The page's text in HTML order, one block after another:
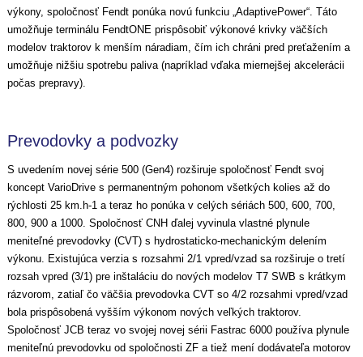
výkony, spoločnosť Fendt ponúka novú funkciu „AdaptivePower“. Táto
umožňuje terminálu FendtONE prispôsobiť výkonové krivky väčších
modelov traktorov k menším náradiam, čím ich chráni pred preťažením a
umožňuje nižšiu spotrebu paliva (napríklad vďaka miernejšej akcelerácii
počas prepravy).
Prevodovky a podvozky
S uvedením novej série 500 (Gen4) rozširuje spoločnosť Fendt svoj
koncept VarioDrive s permanentným pohonom všetkých kolies až do
rýchlosti 25 km.h-1 a teraz ho ponúka v celých sériách 500, 600, 700,
800, 900 a 1000. Spoločnosť CNH ďalej vyvinula vlastné plynule
meniteľné prevodovky (CVT) s hydrostaticko-mechanickým delením
výkonu. Existujúca verzia s rozsahmi 2/1 vpred/vzad sa rozširuje o tretí
rozsah vpred (3/1) pre inštaláciu do nových modelov T7 SWB s krátkym
rázvorom, zatiaľ čo väčšia prevodovka CVT so 4/2 rozsahmi vpred/vzad
bola prispôsobená vyšším výkonom nových veľkých traktorov.
Spoločnosť JCB teraz vo svojej novej sérii Fastrac 6000 používa plynule
meniteľnú prevodovku od spoločnosti ZF a tiež mení dodávateľa motorov